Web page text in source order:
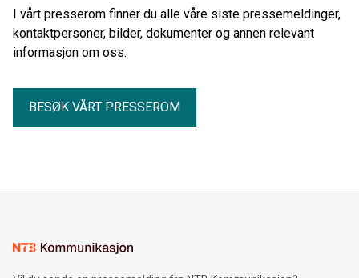
I vårt presserom finner du alle våre siste pressemeldinger,
kontaktpersoner, bilder, dokumenter og annen relevant
informasjon om oss.
BESØK VÅRT PRESSEROM